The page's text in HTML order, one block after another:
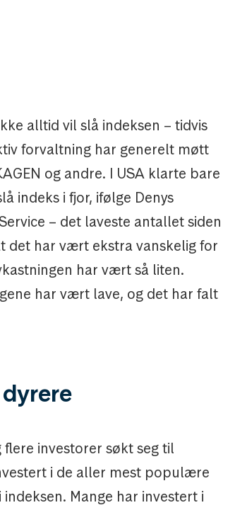
alltid vil slå indeksen – tidvis
forvaltning har generelt møtt
og andre. I USA klarte bare
indeks i fjor, ifølge Denys
– det laveste antallet siden
det har vært ekstra vanskelig for
har vært så liten.
har vært lave, og det har falt
investorer søkt seg til
i de aller mest populære
Mange har investert i